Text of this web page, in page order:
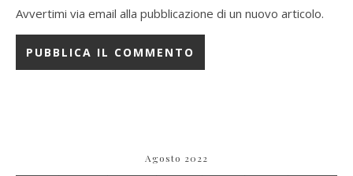
Avvertimi via email alla pubblicazione di un nuovo articolo.
Agosto 2022